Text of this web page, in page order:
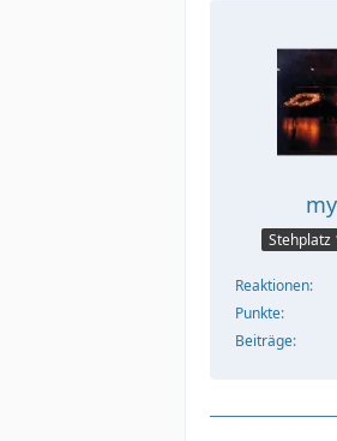
Reaktionen
Punkte
Beiträge